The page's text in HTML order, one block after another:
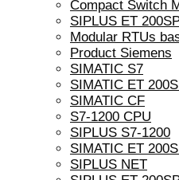
Compact Switch
SIPLUS ET
Modular RTUs
Product Siemens
SIMATIC S7
SIMATIC ET
SIMATIC CF
S7-1200 CPU
SIPLUS S7-1200
SIMATIC ET
SIPLUS NET